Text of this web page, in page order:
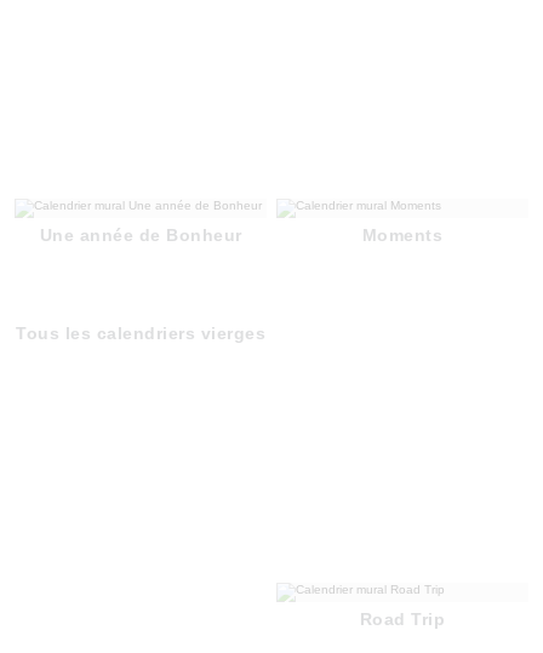
Une année de Bonheur Moments
Road Trip
Tous les calendriers vierges